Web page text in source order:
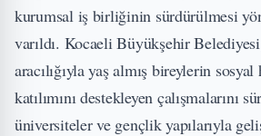
kurumsal iş birliğinin sürdürülmesi
varıldı. Kocaeli Büyükşehir
aracılığıyla yaş almış bireylerin
katılımını destekleyen çalışmalarını
üniversiteler ve gençlik yapılarıyla